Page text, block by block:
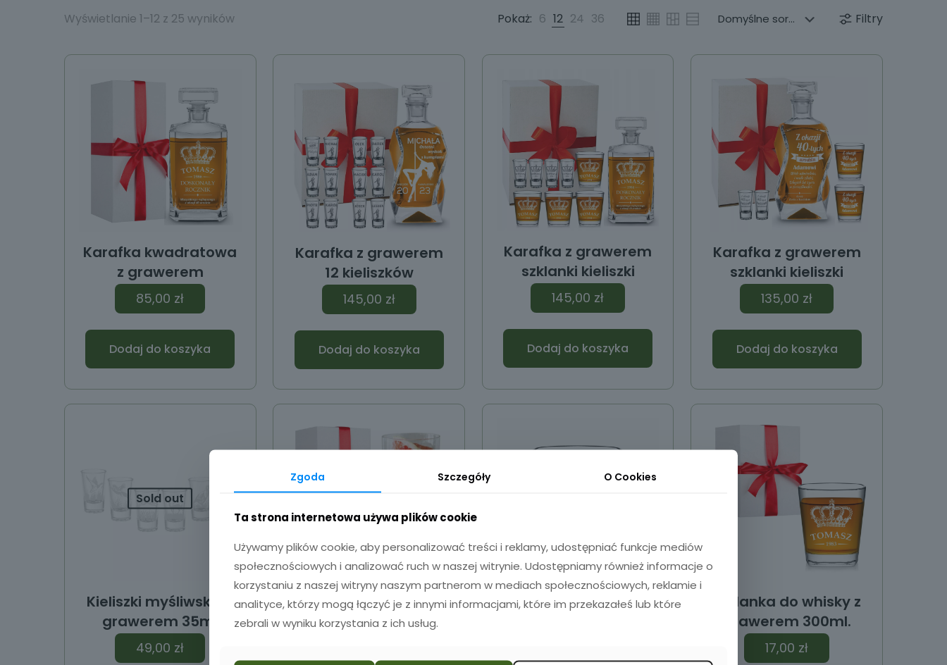
Wyświetlanie 1–12 z 25 wyników Pokaż: 6 12 24 36 Filtry
Karafka kwadratowa
z grawerem
85,00 zł
Dodaj do koszyka
Karafka z grawerem
12 kieliszków
145,00 zł
Dodaj do koszyka
Karafka z grawerem
szklanki kieliszki
145,00 zł
Dodaj do koszyka
Karafka z grawerem
szklanki kieliszki
135,00 zł
Dodaj do koszyka
Sold out
Kieliszki myśliwskie z
grawerem 35ml
49,00 zł
Szklanka do drinków z
grawerem
Szklanka do whisky z
Szklanka do whisky z
grawerem 300ml.
17,00 zł
Zgoda Szczegóły O Cookies
Ta strona internetowa używa plików cookie
Używamy plików cookie, aby personalizować treści i reklamy, udostępniać funkcje mediów
społecznościowych i analizować ruch w naszej witrynie. Udostępniamy również informacje o
korzystaniu z naszej witryny naszym partnerom w mediach społecznościowych, reklamie i
analityce, którzy mogą łączyć je z innymi informacjami, które im przekazałeś lub które
zebrali w wyniku korzystania z ich usług.